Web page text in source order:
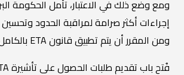
ومع وضع ذلك في الاعتبار، تأمل الحكومة
إجراءات أكثر صرامة لمراقبة الحدود وتحسين
ومن المقرر أن يتم تطبيق قانون ETA بالكامل في عام 2024.